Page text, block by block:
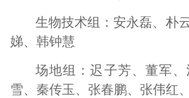
生物技术组：安永磊、朴
娣、韩钟慧
场地组：迟子芳、董军
雪、秦传玉、张春鹏、张伟红